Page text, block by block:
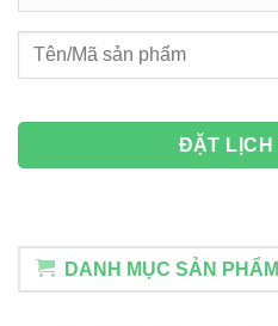
DANH MỤC SẢN PHẨM